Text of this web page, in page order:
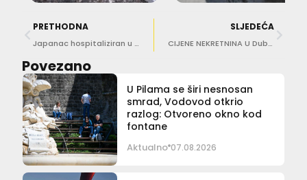
PRETHODNA
Japanac hospitaliziran u Dubrovniku negativan na koronavirus
SLJEDEĆA
CIJENE NEKRETNINA U Dubrovniku ‘kvadrat’ stana 3800 eura, u Osijeku 1100!
Povezano
U Pilama se širi nesnosan
smrad, Vodovod otkrio
razlog: Otvoreno okno kod
fontane
Aktualno 07.08.2026